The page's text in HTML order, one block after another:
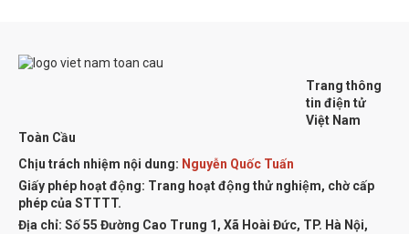
Trang thông
tin điện tử
Việt Nam
Toàn Cầu
Chịu trách nhiệm nội dung: Nguyễn Quốc Tuấn
Giấy phép hoạt động: Trang hoạt động thử nghiệm, chờ cấp
phép của STTTT.
Địa chỉ: Số 55 Đường Cao Trung 1, Xã Hoài Đức, TP. Hà Nội,